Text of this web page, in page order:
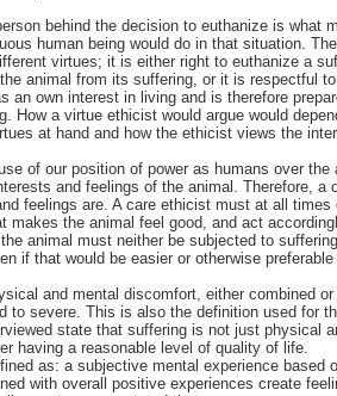
behind the decision to euthanize is what
human being would do in that situation.
virtues; it is either right to euthanize a
animal from its suffering, or it is respectful to
an own interest in living and is therefore
How a virtue ethicist would argue would
at hand and how the ethicist views the
of our position of power as humans over the
and feelings of the animal. Therefore, a
feelings are. A care ethicist must at all times
makes the animal feel good, and act
animal must neither be subjected to
if that would be easier or otherwise
and mental discomfort, either combined or
to severe. This is also the definition used for
state that suffering is not just physical
having a reasonable level of quality of life.
as: a subjective mental experience based
with overall positive experiences create